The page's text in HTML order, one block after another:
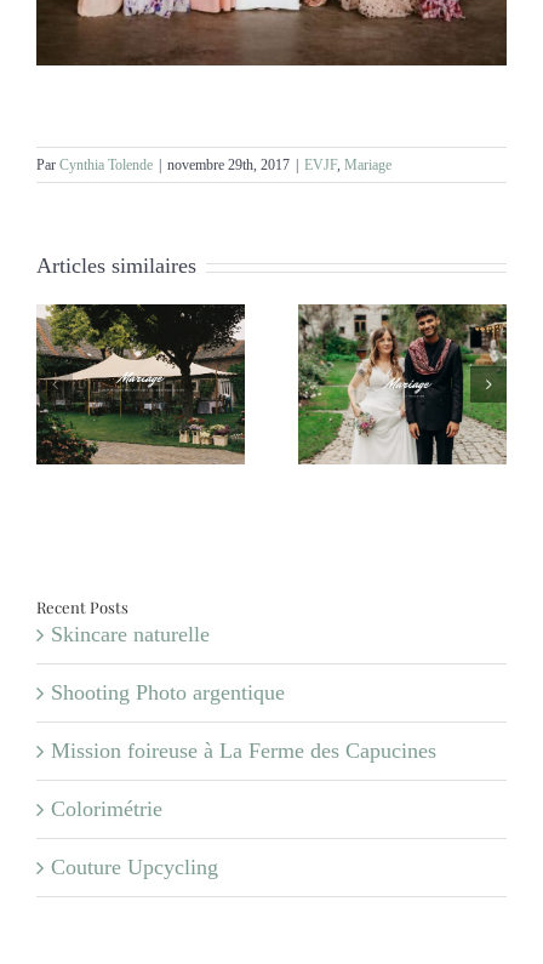
Par Cynthia Tolende novembre 29th, 2017 EVJF, Mariage
Articles similaires
Mariage – Margaux et
Jonas
Mariage – Carole et
Valentin
Recent Posts
Skincare naturelle
Shooting Photo argentique
Mission foireuse à La Ferme des Capucines
Colorimétrie
Couture Upcycling